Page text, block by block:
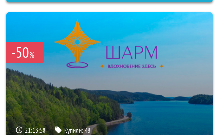
-50%
21:13:57 Купили:48